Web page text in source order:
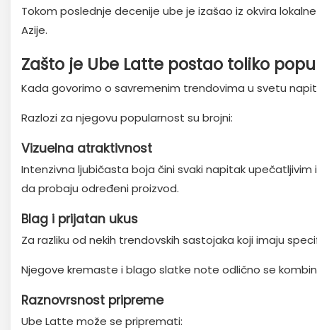
Tokom poslednje decenije ube je izašao iz okvira
Azije.
Zašto je Ube Latte postao toliko
Kada govorimo o savremenim trendovima u svetu
Razlozi za njegovu popularnost su brojni:
Vizuelna atraktivnost
Intenzivna ljubičasta boja čini svaki napitak
da probaju određeni proizvod.
Blag i prijatan ukus
Za razliku od nekih trendovskih sastojaka koji imaju
Njegove kremaste i blago slatke note odlično se
Raznovrsnost pripreme
Ube Latte može se pripremati: